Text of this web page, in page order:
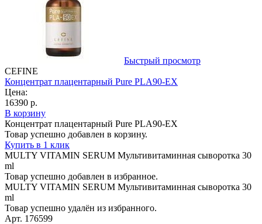
Быстрый просмотр
CEFINE
Концентрат плацентарный Pure PLA90-EX
Цена:
16390 р.
В корзину
Концентрат плацентарный Pure PLA90-EX
Товар успешно добавлен в корзину.
Купить в 1 клик
MULTY VITAMIN SERUM Мультивитаминная сыворотка 30
ml
Товар успешно добавлен в избранное.
MULTY VITAMIN SERUM Мультивитаминная сыворотка 30
ml
Товар успешно удалён из избранного.
Арт. 176599